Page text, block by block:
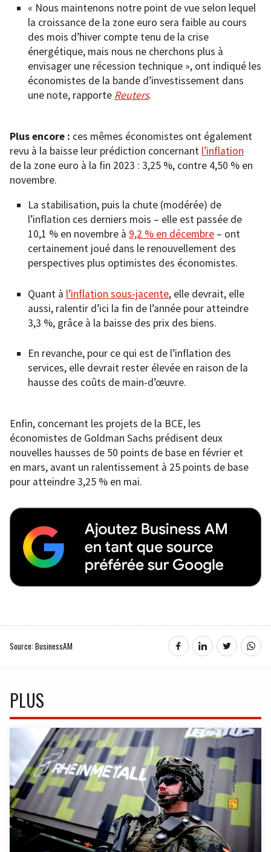
« Nous maintenons notre point de vue selon lequel
la croissance de la zone euro sera faible au cours
des mois d’hiver compte tenu de la crise
énergétique, mais nous ne cherchons plus à
envisager une récession technique », ont indiqué les
économistes de la bande d’investissement dans
une note, rapporte Reuters.
Plus encore : ces mêmes économistes ont également
revu à la baisse leur prédiction concernant l’inflation
de la zone euro à la fin 2023 : 3,25 %, contre 4,50 % en
novembre.
La stabilisation, puis la chute (modérée) de
l’inflation ces derniers mois – elle est passée de
10,1 % en novembre à 9,2 % en décembre – ont
certainement joué dans le renouvellement des
perspectives plus optimistes des économistes.
Quant à l’inflation sous-jacente, elle devrait, elle
aussi, ralentir d’ici la fin de l’année pour atteindre
3,3 %, grâce à la baisse des prix des biens.
En revanche, pour ce qui est de l’inflation des
services, elle devrait rester élevée en raison de la
hausse des coûts de main-d’œuvre.
Enfin, concernant les projets de la BCE, les
économistes de Goldman Sachs prédisent deux
nouvelles hausses de 50 points de base en février et
en mars, avant un ralentissement à 25 points de base
pour atteindre 3,25 % en mai.
Source: BusinessAM
PLUS